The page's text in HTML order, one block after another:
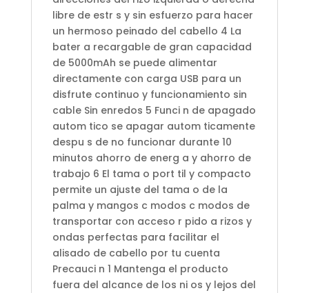
libre de estr s y sin esfuerzo para hacer
un hermoso peinado del cabello 4 La
bater a recargable de gran capacidad
de 5000mAh se puede alimentar
directamente con carga USB para un
disfrute continuo y funcionamiento sin
cable Sin enredos 5 Funci n de apagado
autom tico se apagar autom ticamente
despu s de no funcionar durante 10
minutos ahorro de energ a y ahorro de
trabajo 6 El tama o port til y compacto
permite un ajuste del tama o de la
palma y mangos c modos c modos de
transportar con acceso r pido a rizos y
ondas perfectas para facilitar el
alisado de cabello por tu cuenta
Precauci n 1 Mantenga el producto
fuera del alcance de los ni os y lejos del